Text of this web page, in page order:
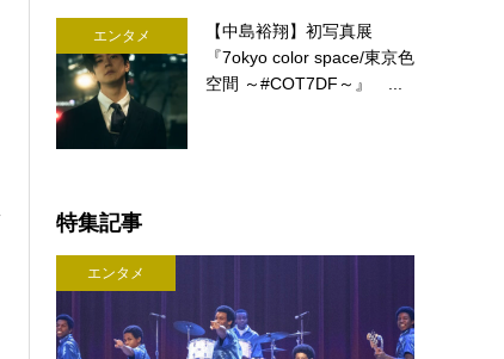
エンタメ
【中島裕翔】初写真展
『7okyo color space/東京色
空間 ～#COT7DF～』 ...
特集記事
エンタメ